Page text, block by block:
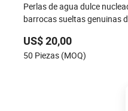
Perlas de agua dulce
barrocas sueltas genuinas
US$ 20,00
50 Piezas (MOQ)